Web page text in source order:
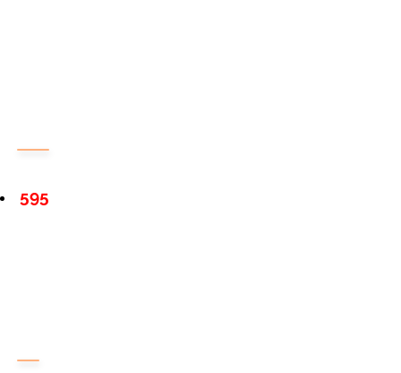
595